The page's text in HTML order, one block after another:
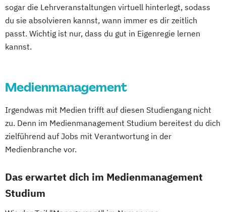
sogar die Lehrveranstaltungen virtuell hinterlegt, sodass
du sie absolvieren kannst, wann immer es dir zeitlich
passt. Wichtig ist nur, dass du gut in Eigenregie lernen
kannst.
Medienmanagement
Irgendwas mit Medien trifft auf diesen Studiengang nicht
zu. Denn im Medienmanagement Studium bereitest du dich
zielführend auf Jobs mit Verantwortung in der
Medienbranche vor.
Das erwartet dich im Medienmanagement
Studium